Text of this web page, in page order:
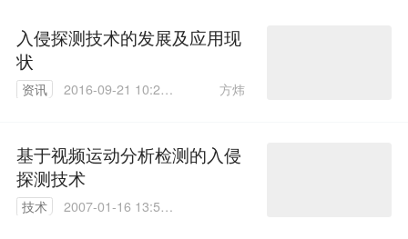
入侵探测技术的发展及应用现
状
资讯
2016-09-21 10:22:
方炜
基于视频运动分析检测的入侵
探测技术
技术
2007-01-16 13:50: